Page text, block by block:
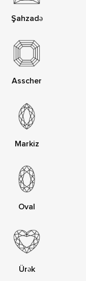
Şahzadə
Asscher
Markiz
Oval
Ürək